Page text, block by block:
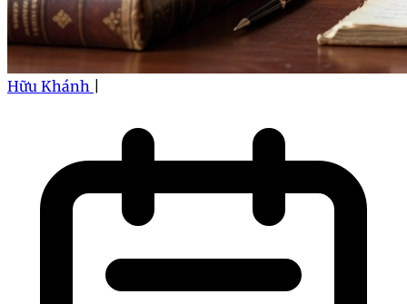
Hữu Khánh